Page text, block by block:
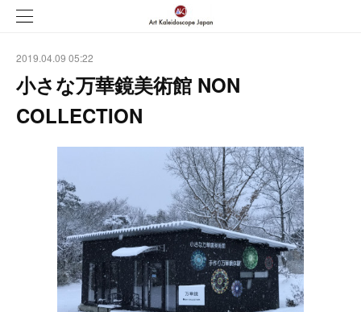
2019.04.09 05:22
小さな万華鏡美術館 NON
COLLECTION